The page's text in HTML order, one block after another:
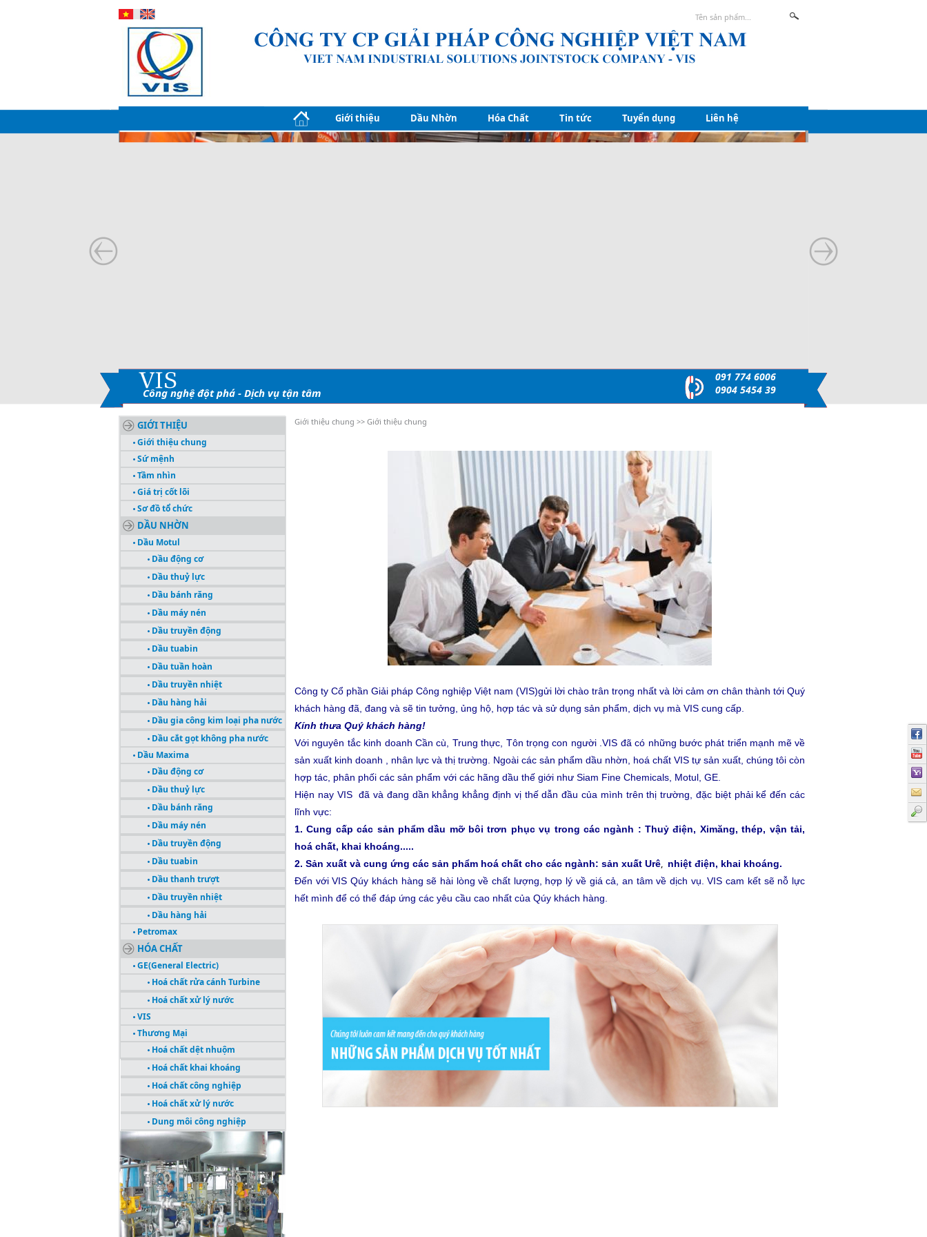
Giới thiệu Dầu Nhờn Hóa Chất Tin tức Tuyển dụng Liên hệ
Công nghệ đột phá - Dịch vụ tận tâm
091 774 6006
0904 5454 39
GIỚI THIỆU
Giới thiệu chung
Sứ mệnh
Tầm nhìn
Giá trị cốt lõi
Sơ đồ tổ chức
DẦU NHỜN
Dầu Motul
Dầu động cơ
Dầu thuỷ lực
Dầu bánh răng
Dầu máy nén
Dầu truyền động
Dầu tuabin
Dầu tuần hoàn
Dầu truyền nhiệt
Dầu hàng hải
Dầu gia công kim loại pha nước
Dầu cắt gọt không pha nước
Dầu Maxima
Dầu động cơ
Dầu thuỷ lực
Dầu bánh răng
Dầu máy nén
Dầu truyền động
Dầu tuabin
Dầu thanh trượt
Dầu truyền nhiệt
Dầu hàng hải
Petromax
HÓA CHẤT
GE(General Electric)
Hoá chất rửa cánh Turbine
Hoá chất xử lý nước
VIS
Thương Mại
Hoá chất dệt nhuộm
Hoá chất khai khoáng
Hoá chất công nghiệp
Hoá chất xử lý nước
Dung môi công nghiệp
CÔNG TRÌNH TIÊU BIỂU
Giới thiệu chung >> Giới thiệu chung
Công ty Cổ phần Giải pháp Công nghiệp Việt nam (VIS)gửi lời chào trân trọng nhất và lời cảm ơn chân thành tới Quý
khách hàng đã, đang và sẽ tin tưởng, ủng hộ, hợp tác và sử dụng sản phẩm, dịch vụ mà VIS cung cấp.
Kính thưa Quý khách hàng!
Với nguyên tắc kinh doanh Cần cù, Trung thực, Tôn trọng con người .VIS đã có những bước phát triển mạnh mẽ về
sản xuất kinh doanh , nhân lực và thị trường. Ngoài các sản phẩm dầu nhờn, hoá chất VIS tự sản xuất, chúng tôi còn
hợp tác, phân phối các sản phẩm với các hãng dầu thế giới như Siam Fine Chemicals, Motul, GE.
Hiện nay VIS đã và đang dần khẳng khẳng định vị thế dẫn đầu của mình trên thị trường, đặc biệt phải kể đến các
lĩnh vực:
1. Cung cấp các sản phẩm dầu mỡ bôi trơn phục vụ trong các ngành : Thuỷ điện, Ximăng, thép, vận tải,
hoá chất, khai khoáng.....
2. Sản xuất và cung ứng các sản phẩm hoá chất cho các ngành: sản xuất Urê, nhiệt điện, khai khoáng.
Đến với VIS Qúy khách hàng sẽ hài lòng về chất lượng, hợp lý về giá cả, an tâm về dịch vụ. VIS cam kết sẽ nỗ lực
hết mình để có thể đáp ứng các yêu cầu cao nhất của Qúy khách hàng.